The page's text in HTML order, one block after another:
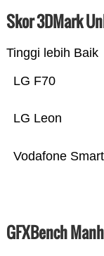
Skor
Tinggi lebih Baik
Vodafone
LG Leon
LG F70
GFXBench